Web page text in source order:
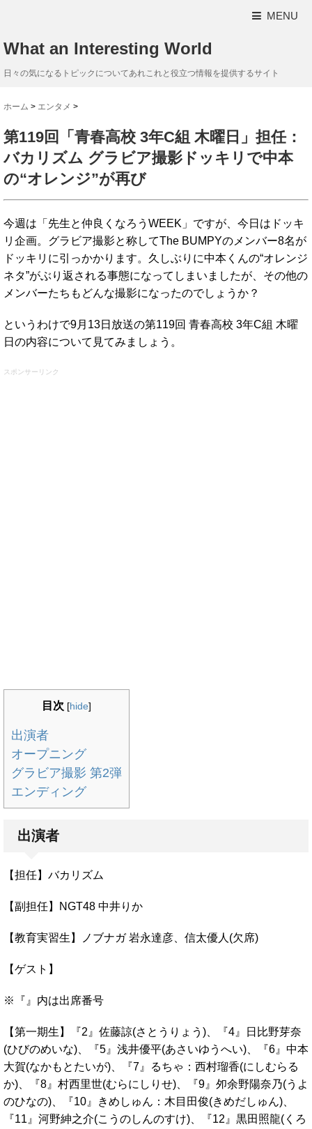
MENU
What an Interesting World
日々の気になるトピックについてあれこれと役立つ情報を提供するサイト
ホーム > エンタメ >
第119回「青春高校 3年C組 木曜日」担任：
バカリズム グラビア撮影ドッキリで中本
の“オレンジ”が再び
今週は「先生と仲良くなろうWEEK」ですが、今日はドッキ
リ企画。グラビア撮影と称してThe BUMPYのメンバー8名が
ドッキリに引っかかります。久しぶりに中本くんの“オレンジ
ネタ”がぶり返される事態になってしまいましたが、その他の
メンバーたちもどんな撮影になったのでしょうか？
というわけで9月13日放送の第119回 青春高校 3年C組 木曜
日の内容について見てみましょう。
スポンサーリンク
目次 [hide]
出演者
オープニング
グラビア撮影 第2弾
エンディング
出演者
【担任】バカリズム
【副担任】NGT48 中井りか
【教育実習生】ノブナガ 岩永達彦、信太優人(欠席)
【ゲスト】
※『』内は出席番号
【第一期生】『2』佐藤諒(さとうりょう)、『4』日比野芽奈
(ひびのめいな)、『5』浅井優平(あさいゆうへい)、『6』中本
大賀(なかもとたいが)、『7』るちゃ：西村瑠香(にしむらる
か)、『8』村西里世(むらにしりせ)、『9』夘余野陽奈乃(うよ
のひなの)、『10』きめしゅん：木目田俊(きめだしゅん)、
『11』河野紳之介(こうのしんのすけ)、『12』黒田照龍(くろ